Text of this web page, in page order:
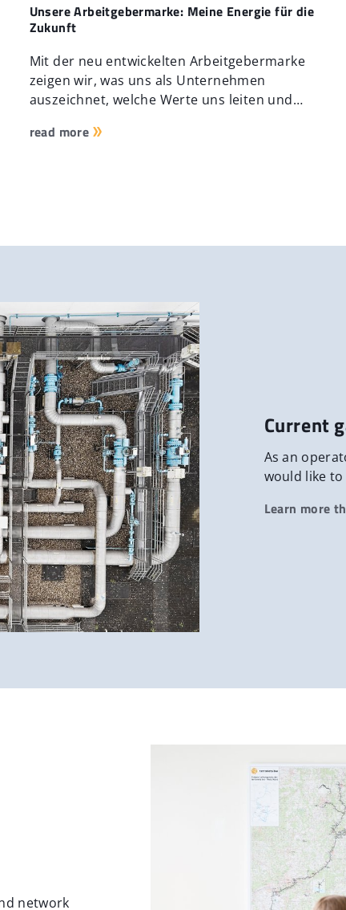
Unsere Arbeitgebermarke: Meine Energie für die
Zukunft
Mit der neu entwickelten Arbeitgebermarke
zeigen wir, was uns als Unternehmen
auszeichnet, welche Werte uns leiten und…
read more
Current
As an
would like
Learn more
network